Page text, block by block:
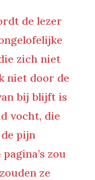
de lezer
zich niet
niet door de
bij blijft is
vocht, die
pijn
zou
ze